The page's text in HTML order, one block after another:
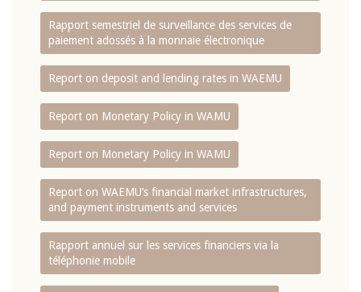
Rapport semestriel de surveillance des services de
paiement adossés à la monnaie électronique
Report on deposit and lending rates in WAEMU
Report on Monetary Policy in WAMU
Report on Monetary Policy in WAMU
Report on WAEMU’s financial market infrastructures,
and payment instruments and services
Rapport annuel sur les services financiers via la
téléphonie mobile